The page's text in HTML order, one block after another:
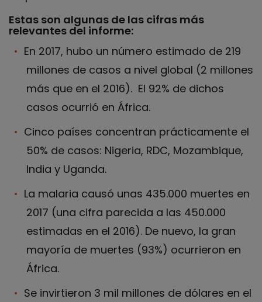
Estas son algunas de las cifras más
relevantes del informe:
En 2017, hubo un número estimado de 219
millones de casos a nivel global (2 millones
más que en el 2016). El 92% de dichos
casos ocurrió en África.
Cinco países concentran prácticamente el
50% de casos: Nigeria, RDC, Mozambique,
India y Uganda.
La malaria causó unas 435.000 muertes en
2017 (una cifra parecida a las 450.000
estimadas en el 2016). De nuevo, la gran
mayoría de muertes (93%) ocurrieron en
África.
Se invirtieron 3 mil millones de dólares en el